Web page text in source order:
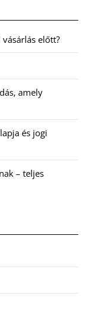
előtt?
amely
és jogi
– teljes